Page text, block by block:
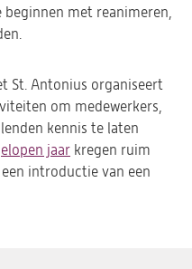
beginnen met reanimeren,
St. Antonius organiseert
om medewerkers,
kennis te laten
jaar kregen ruim
introductie van een